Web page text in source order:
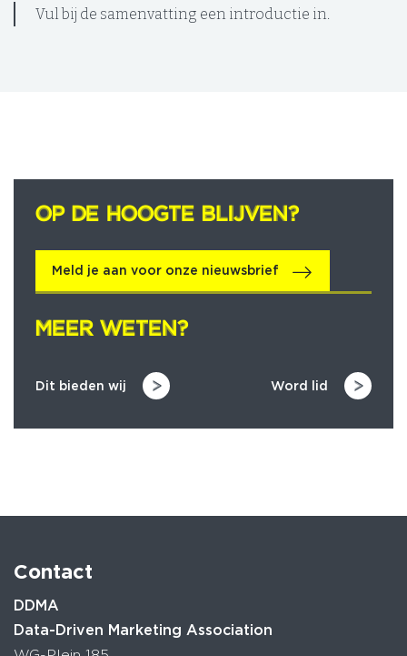
Vul bij de samenvatting een introductie in.
OP DE HOOGTE BLIJVEN?
OP DE HOOGTE BLIJVEN?
Meld je aan voor onze nieuwsbrief
MEER WETEN?
MEER WETEN?
Dit bieden wij Word lid
Contact
DDMA
Data-Driven Marketing Association